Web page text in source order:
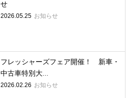
せ
2026.05.25 お知らせ
フレッシャーズフェア開催！ 新車・
中古車特別大...
2026.02.26 お知らせ